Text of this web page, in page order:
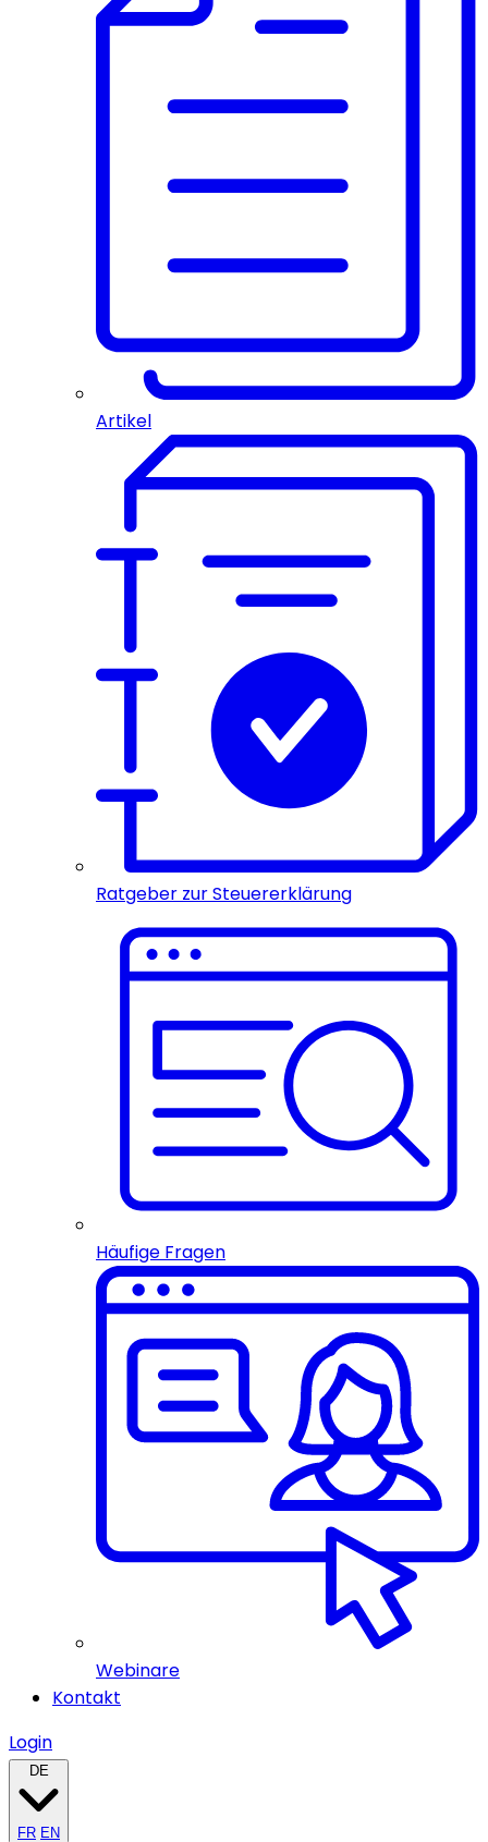
Artikel
Ratgeber zur Steuererklärung
Häufige Fragen
Webinare
Kontakt
Login
DE
FR EN